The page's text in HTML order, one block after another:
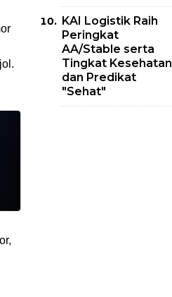
KAI Logistik Raih
Peringkat
AA/Stable serta
Tingkat Kesehatan
dan Predikat
"Sehat"